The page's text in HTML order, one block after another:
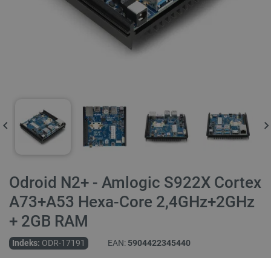
Odroid N2+ - Amlogic S922X Cortex
A73+A53 Hexa-Core 2,4GHz+2GHz
+ 2GB RAM
Indeks: ODR-17191 EAN: 5904422345440